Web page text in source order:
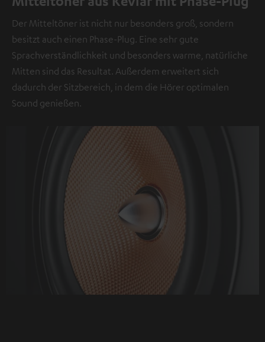
Der Mitteltöner ist nicht nur besonders groß, sondern
besitzt auch einen Phase-Plug. Eine sehr gute
Sprachverständlichkeit und besonders warme, natürliche
Mitten sind das Resultat. Außerdem erweitert sich
dadurch der Sitzbereich, in dem die Hörer optimalen
Sound genießen.